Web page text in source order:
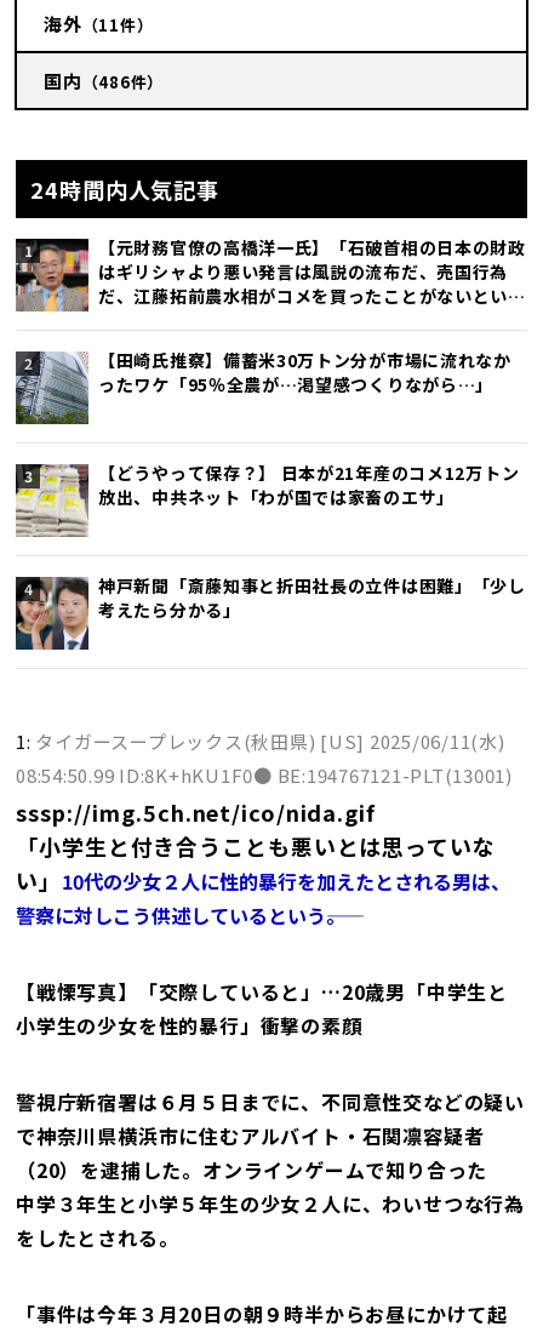
24時間内人気記事
【元財務官僚の高橋洋一氏】「石破首相の日本の財政
はギリシャより悪い発言は風説の流布だ、売国行為
だ、江藤拓前農水相がコメを買ったことがないという
【田崎氏推察】備蓄米30万トン分が市場に流れなか
ったワケ「95％全農が…渇望感つくりながら…」
【どうやって保存？】 日本が21年産のコメ12万トン
放出、中共ネット「わが国では家畜のエサ」
神戸新聞「斎藤知事と折田社長の立件は困難」「少し
考えたら分かる」
1: タイガースープレックス(秋田県) [US] 2025/06/11(水)
08:54:50.99 ID:8K+hKU1F0● BE:194767121-PLT(13001)
sssp://img.5ch.net/ico/nida.gif
「小学生と付き合うことも悪いとは思っていな
い」 10代の少女２人に性的暴行を加えたとされる男は、
警察に対しこう供述しているという――。
【戦慄写真】「交際していると」…20歳男「中学生と
小学生の少女を性的暴行」衝撃の素顔
警視庁新宿署は６月５日までに、不同意性交などの疑い
で神奈川県横浜市に住むアルバイト・石関凛容疑者
（20）を逮捕した。オンラインゲームで知り合った
中学３年生と小学５年生の少女２人に、わいせつな行為
をしたとされる。
「事件は今年３月20日の朝９時半からお昼にかけて起
海外 （11件）
国内 （486件）